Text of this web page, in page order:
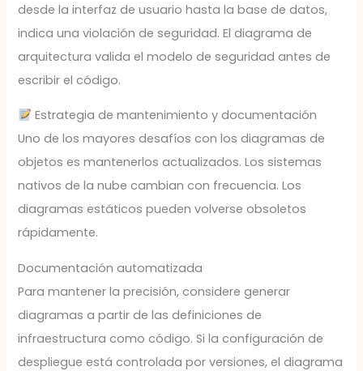
desde la interfaz de usuario hasta la base de datos,
indica una violación de seguridad. El diagrama de
arquitectura valida el modelo de seguridad antes de
escribir el código.
Estrategia de mantenimiento y documentación
Uno de los mayores desafíos con los diagramas de
objetos es mantenerlos actualizados. Los sistemas
nativos de la nube cambian con frecuencia. Los
diagramas estáticos pueden volverse obsoletos
rápidamente.
Documentación automatizada
Para mantener la precisión, considere generar
diagramas a partir de las definiciones de
infraestructura como código. Si la configuración de
despliegue está controlada por versiones, el diagrama